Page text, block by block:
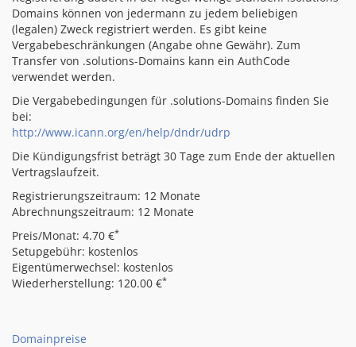
Domains können von jedermann zu jedem beliebigen
(legalen) Zweck registriert werden. Es gibt keine
Vergabebeschränkungen (Angabe ohne Gewähr). Zum
Transfer von .solutions-Domains kann ein AuthCode
verwendet werden.
Die Vergabebedingungen für .solutions-Domains finden Sie
bei:
http://www.icann.org/en/help/dndr/udrp
Die Kündigungsfrist beträgt 30 Tage zum Ende der aktuellen
Vertragslaufzeit.
Registrierungszeitraum: 12 Monate
Abrechnungszeitraum: 12 Monate
Preis/Monat: 4.70 €*
Setupgebühr: kostenlos
Eigentümerwechsel: kostenlos
Wiederherstellung: 120.00 €*
Domainpreise